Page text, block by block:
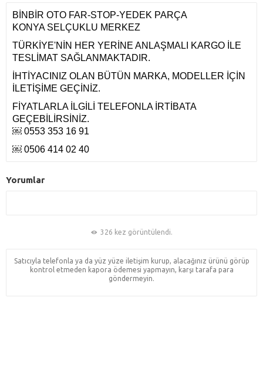
BİNBİR OTO FAR-STOP-YEDEK PARÇA
KONYA SELÇUKLU MERKEZ
TÜRKİYE'NİN HER YERİNE ANLAŞMALI KARGO İLE
TESLİMAT SAĞLANMAKTADIR.
İHTİYACINIZ OLAN BÜTÜN MARKA, MODELLER İÇİN
İLETİŞİME GEÇİNİZ.
FİYATLARLA İLGİLİ TELEFONLA İRTİBATA
GEÇEBİLİRSİNİZ.
￼ 0553 353 16 91
￼ 0506 414 02 40
Yorumlar
326 kez görüntülendi.
Satıcıyla telefonla ya da yüz yüze iletişim kurup, alacağınız ürünü görüp
kontrol etmeden kapora ödemesi yapmayın, karşı tarafa para
göndermeyin.